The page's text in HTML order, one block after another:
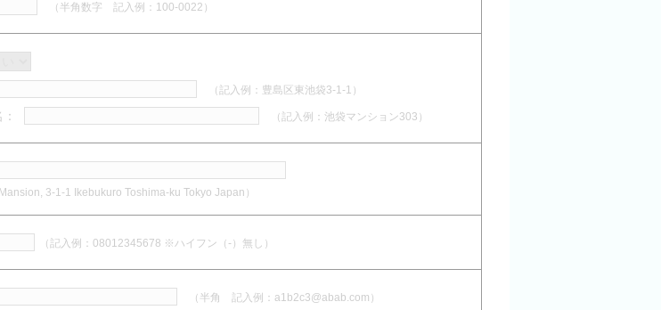
（半角数字 記入例：100-0022）
（記入例：豊島区東池袋3-1-1）
（記入例：池袋マンション303）
3-1-1 Ikebukuro Toshima-ku Tokyo Japan）
（記入例：08012345678 ※ハイフン（-）無し）
（半角 記入例：a1b2c3@abab.com）